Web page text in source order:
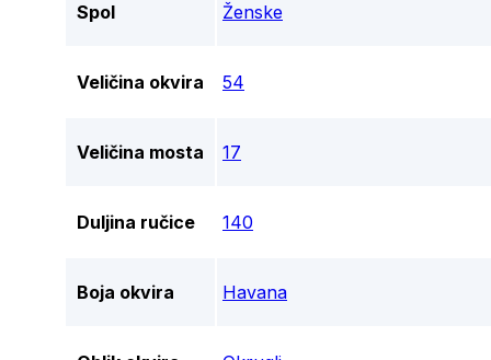
Spol Ženske
Veličina okvira 54
Veličina mosta 17
Duljina ručice 140
Boja okvira Havana